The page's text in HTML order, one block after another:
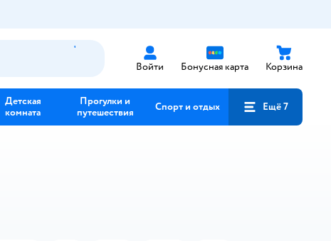
Войти Бонусная карта Корзина
Детская
комната
Прогулки и
путешествия
Спорт и отдых Ещё 7